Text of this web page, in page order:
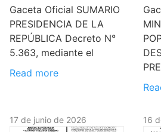
Gaceta Oficial SUMARIO
PRESIDENCIA DE LA
REPÚBLICA Decreto N°
5.363, mediante el
Read more
17 de junio de 2026 16